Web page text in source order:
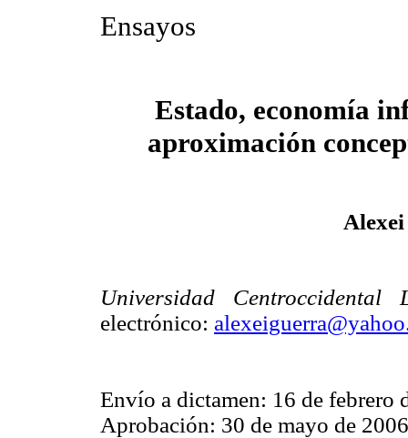
Ensayos
Estado, economía
aproximación
Universidad Centroccidental
electrónico:
Envío a dictamen: 16 de febrero
Aprobación: 30 de mayo de 2006